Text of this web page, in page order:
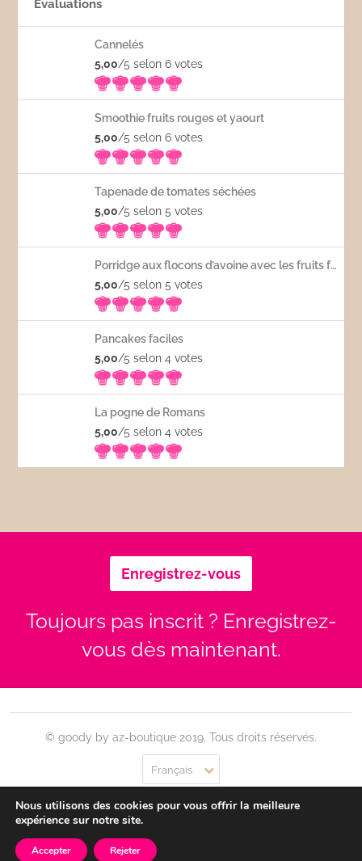
Évaluations
Cannelés
5,00/5 selon 6votes
Smoothie fruits rouges et yaourt
5,00/5 selon 6votes
Tapenade de tomates séchées
5,00/5 selon 5votes
Porridge aux flocons d’avoine avec les fruits frais
5,00/5 selon 5votes
Pancakes faciles
5,00/5 selon 4votes
La pogne de Romans
5,00/5 selon 4votes
Enregistrez-vous
Toujours pas inscrit ? Enregistrez-
vous dès maintenant.
© goody by az-boutique 2019. Tous droits réservés.
Français
Contact Se connecter Confidentialité CGU
Nous utilisons des cookies pour vous offrir la meilleure
expérience sur notre site.
Accepter Rejeter